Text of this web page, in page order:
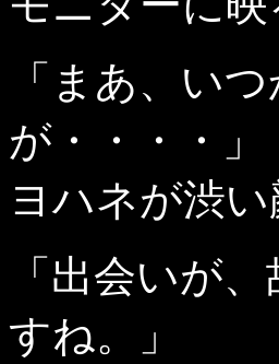
「まあ、い
が・・・・」
ヨハネが渋
「出会いが
すね。」